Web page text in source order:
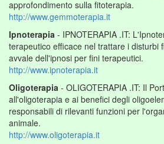
approfondimento sulla fitoterapia.
http://www.gemmoterapia.it
Ipnoterapia - IPNOTERAPIA .IT:
terapeutico efficace nel trattare i disturbi
avvale dell'ipnosi per fini terapeutici.
http://www.ipnoterapia.it
Oligoterapia - OLIGOTERAPIA .IT: Il
all'oligoterapia e ai benefici degli
responsabili di rilevanti funzioni per
animale.
http://www.oligoterapia.it